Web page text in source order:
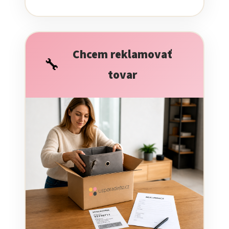
🔧
Chcem reklamovať
tovar